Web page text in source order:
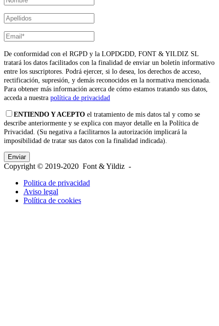
De conformidad con el RGPD y la LOPDGDD, FONT & YILDIZ SL
tratará los datos facilitados con la finalidad de enviar un boletín informativo
entre los suscriptores. Podrá ejercer, si lo desea, los derechos de acceso,
rectificación, supresión, y demás reconocidos en la normativa mencionada.
Para obtener más información acerca de cómo estamos tratando sus datos,
acceda a nuestra política de privacidad
ENTIENDO Y ACEPTO el tratamiento de mis datos tal y como se
describe anteriormente y se explica con mayor detalle en la Política de
Privacidad. (Su negativa a facilitarnos la autorización implicará la
imposibilidad de tratar sus datos con la finalidad indicada).
Copyright © 2019-2020 Font & Yildiz -
Politica de privacidad
Aviso legal
Política de cookies